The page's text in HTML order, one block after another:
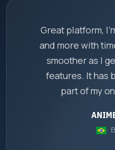
Great platform,
and more with
smoother as I
features. It has
part of my